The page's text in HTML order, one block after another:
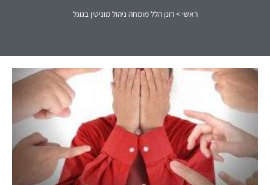
ראשי >רונן הלל מומחה ניהול מוניטין בגוגל